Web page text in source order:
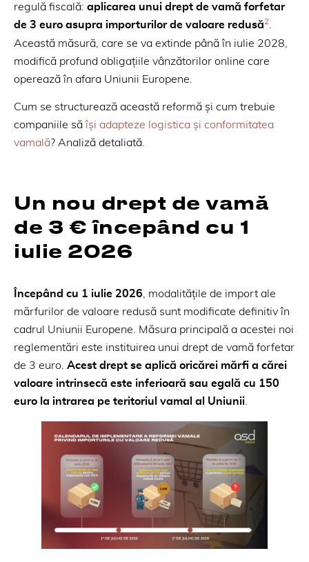
regulă fiscală: aplicarea unui drept de vamă forfetar
de 3 euro asupra importurilor de valoare redusă2
Această măsură, care se va extinde până în iulie 2028,
modifică profund obligațiile vânzătorilor online care
operează în afara Uniunii Europene.
Cum se structurează această reformă și cum trebuie
companiile săîși adapteze logistica și conformitatea
vamală? Analiză detaliată.
Un nou drept de vamă
de 3 € începând cu 1
iulie 2026
Începând cu 1 iulie 2026 , modalitățile de import ale
mărfurilor de valoare redusă sunt modificate definitiv în
cadrul Uniunii Europene. Măsura principală a acestei noi
reglementări este instituirea unui drept de vamă forfetar
de 3 euro. Acest drept se aplică oricărei mărfi a cărei
valoare intrinsecă este inferioară sau egală cu 150
euro la intrarea pe teritoriul vamal al Uniunii